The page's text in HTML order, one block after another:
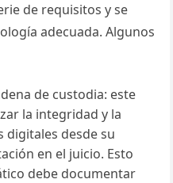
de requisitos y se
adecuada. Algunos
de custodia: este
la integridad y la
digitales desde su
en el juicio. Esto
debe documentar